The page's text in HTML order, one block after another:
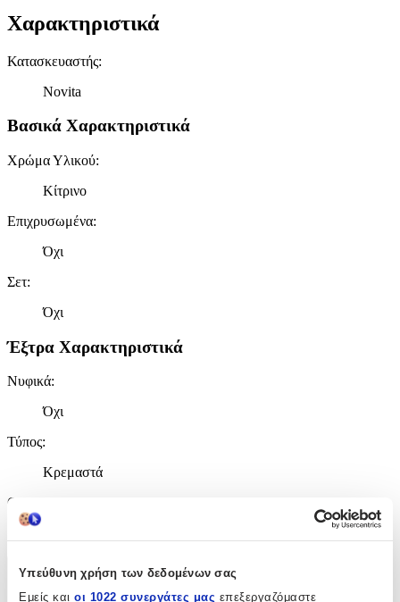
Υπεύθυνη χρήση των δεδομένων σας
Εμείς και οι 1022 συνεργάτες μας επεξεργαζόμαστε
Χαρακτηριστικά
Κατασκευαστής:
Novita
Βασικά Χαρακτηριστικά
Χρώμα Υλικού:
Κίτρινο
Επιχρυσωμένα:
Όχι
Σετ:
Όχι
Έξτρα Χαρακτηριστικά
Νυφικά:
Όχι
Τύπος:
Κρεμαστά
Clip
Χαρακτηριστικά